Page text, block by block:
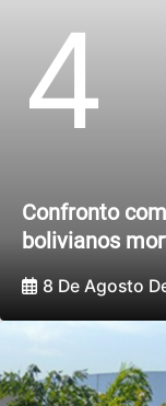
4
Confronto
bolivianos
8 De Agosto